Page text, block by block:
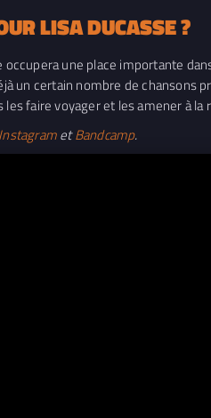
LISA DUCASSE ?
une place importante
un certain nombre de
faire voyager et les amener à la
InstagrametBandcamp.